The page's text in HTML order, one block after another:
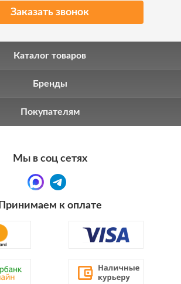
Заказать звонок
Каталог товаров
Бренды
Покупателям
Мы в соц сетях
Принимаем к оплате